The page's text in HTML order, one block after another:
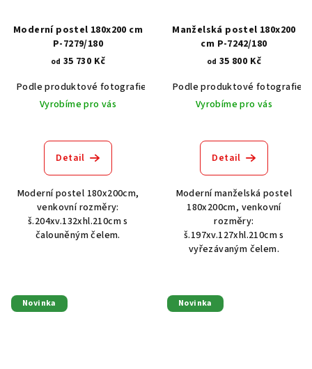
Moderní postel 180x200 cm
P-7279/180
od 35 730 Kč
Podle produktové fotografie
Akát vintage BT1551
Dub světlý
Vyrobíme pro vás
Detail
Moderní postel 180x200cm,
venkovní rozměry:
š.204xv.132xhl.210cm s
čalouněným čelem.
Manželská postel 180x200
cm P-7242/180
od 35 800 Kč
Podle produktové fotografie
Vyrobíme pro vás
Detail
Moderní manželská postel
180x200cm, venkovní
rozměry:
š.197xv.127xhl.210cm s
vyřezávaným čelem.
Novinka Novinka